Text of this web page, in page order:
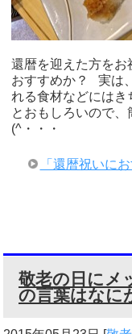
還暦を迎えた方を
おすすめか？ 実は
れる食材などにはき
とおもしろいので
(^・・・
「還暦祝いに
敬老の日にメ
の言葉はなに